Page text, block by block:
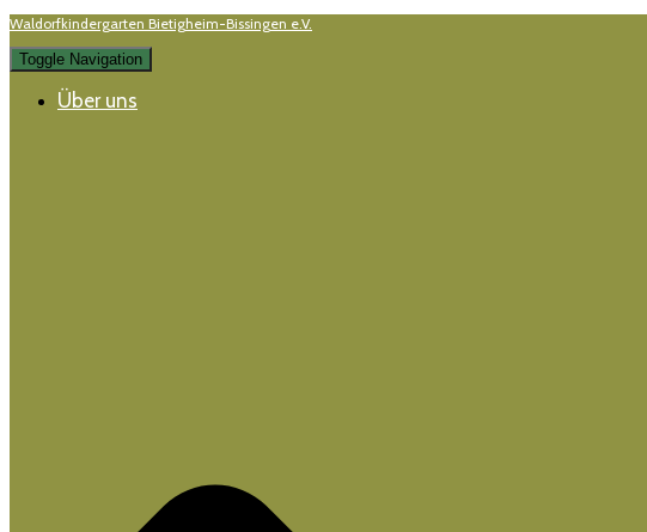
Waldorfkindergarten Bietigheim-Bissingen e.V.
Toggle Navigation
Über uns